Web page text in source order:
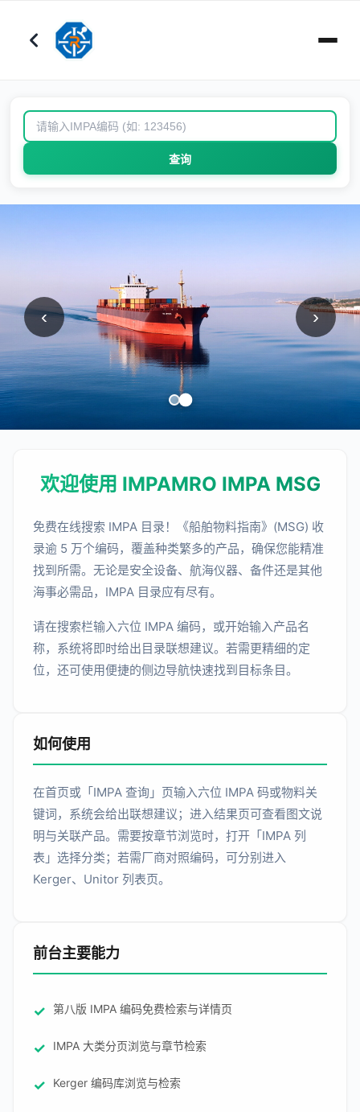
查询
‹ ›
欢迎使用 IMPAMRO IMPA MSG
免费在线搜索 IMPA 目录！《船舶物料指南》(MSG) 收
录逾 5 万个编码，覆盖种类繁多的产品，确保您能精准
找到所需。无论是安全设备、航海仪器、备件还是其他
海事必需品，IMPA 目录应有尽有。
请在搜索栏输入六位 IMPA 编码，或开始输入产品名
称，系统将即时给出目录联想建议。若需更精细的定
位，还可使用便捷的侧边导航快速找到目标条目。
如何使用
在首页或「IMPA 查询」页输入六位 IMPA 码或物料关
键词，系统会给出联想建议；进入结果页可查看图文说
明与关联产品。需要按章节浏览时，打开「IMPA 列
表」选择分类；若需厂商对照编码，可分别进入
Kerger、Unitor 列表页。
前台主要能力
第八版 IMPA 编码免费检索与详情页
IMPA 大类分页浏览与章节检索
Kerger 编码库浏览与检索